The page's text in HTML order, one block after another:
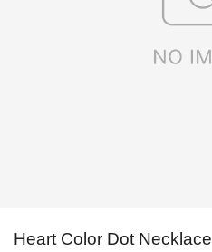
Heart Color Dot Necklace